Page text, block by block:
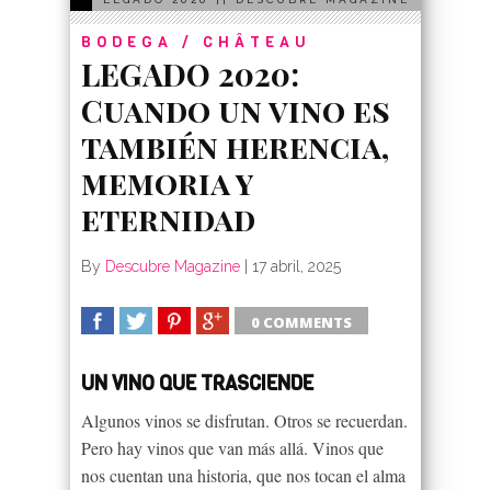
BODEGA / CHÂTEAU
LEGADO 2020:
Cuando un vino es
también herencia,
memoria y
eternidad
By Descubre Magazine 17 abril, 2025
0 COMMENTS
UN VINO QUE TRASCIENDE
Algunos vinos se disfrutan. Otros se recuerdan.
Pero hay vinos que van más allá. Vinos que
nos cuentan una historia, que nos tocan el alma